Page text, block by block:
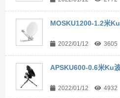
MOSKU1200-1.2米
2022/01/12 3605
APSKU600-0.6米Ku
2022/01/12 4932